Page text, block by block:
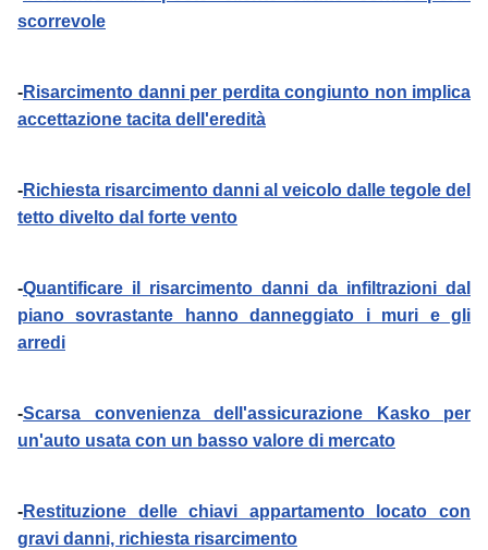
scorrevole
-Risarcimento danni per perdita congiunto non implica
accettazione tacita dell'eredità
-Richiesta risarcimento danni al veicolo dalle tegole del
tetto divelto dal forte vento
-Quantificare il risarcimento danni da infiltrazioni dal
piano sovrastante hanno danneggiato i muri e gli
arredi
-Scarsa convenienza dell'assicurazione Kasko per
un'auto usata con un basso valore di mercato
-Restituzione delle chiavi appartamento locato con
gravi danni, richiesta risarcimento